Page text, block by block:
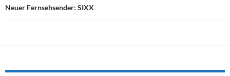
Neuer Fernsehsender: SIXX